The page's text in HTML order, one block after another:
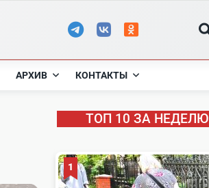
АРХИВ КОНТАКТЫ
ТОП 10 ЗА НЕДЕЛЮ